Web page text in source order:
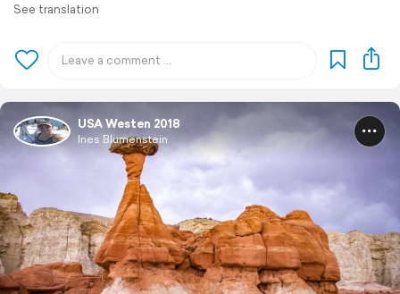
See translation
USA Westen 2018
Ines Blumenstein